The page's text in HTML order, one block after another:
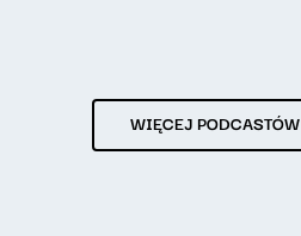
WIĘCEJ PODCASTÓW